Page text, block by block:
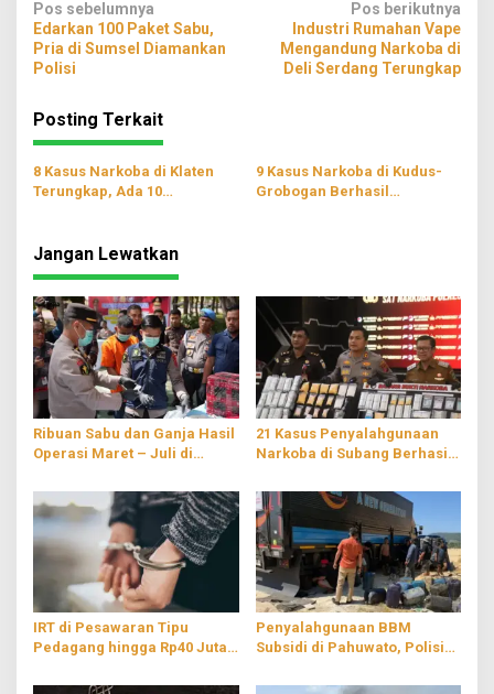
Navigasi
pos
Pos sebelumnya
Edarkan 100 Paket Sabu,
Pria di Sumsel Diamankan
Polisi
Pos berikutnya
Industri Rumahan Vape
Mengandung Narkoba di
Deli Serdang Terungkap
Posting Terkait
8 Kasus Narkoba di Klaten
Terungkap, Ada 10
9 Kasus Narkoba di Kudus-
Grobogan Berhasil
Jangan Lewatkan
Ribuan Sabu dan Ganja Hasil
Operasi Maret – Juli di
Dimusnahkan
21 Kasus Penyalahgunaan
Narkoba di Subang Berhasil
IRT di Pesawaran Tipu
Pedagang hingga Rp40 Juta,
Penyalahgunaan BBM
Subsidi di Pahuwato, Polisi
Berisi Solar